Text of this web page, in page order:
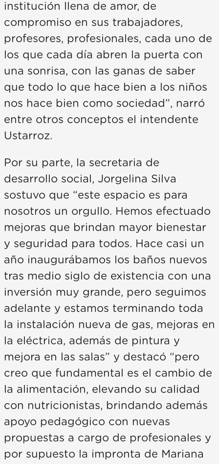
institución llena de amor, de
compromiso en sus trabajadores,
profesores, profesionales, cada uno de
los que cada día abren la puerta con
una sonrisa, con las ganas de saber
que todo lo que hace bien a los niños
nos hace bien como sociedad”, narró
entre otros conceptos el intendente
Ustarroz.
Por su parte, la secretaria de
desarrollo social, Jorgelina Silva
sostuvo que “este espacio es para
nosotros un orgullo. Hemos efectuado
mejoras que brindan mayor bienestar
y seguridad para todos. Hace casi un
año inaugurábamos los baños nuevos
tras medio siglo de existencia con una
inversión muy grande, pero seguimos
adelante y estamos terminando toda
la instalación nueva de gas, mejoras en
la eléctrica, además de pintura y
mejora en las salas” y destacó “pero
creo que fundamental es el cambio de
la alimentación, elevando su calidad
con nutricionistas, brindando además
apoyo pedagógico con nuevas
propuestas a cargo de profesionales y
por supuesto la impronta de Mariana